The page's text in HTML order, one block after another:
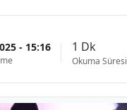
- 15:16 1 Dk
Okuma Süresi